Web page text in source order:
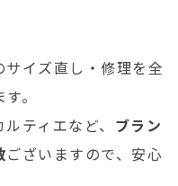
イズ直し・修理を全
。
ティエなど、 ブラン
ございますので、安心